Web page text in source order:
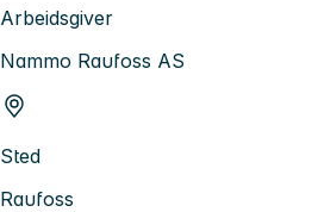
Arbeidsgiver
Nammo Raufoss AS
Sted
Raufoss